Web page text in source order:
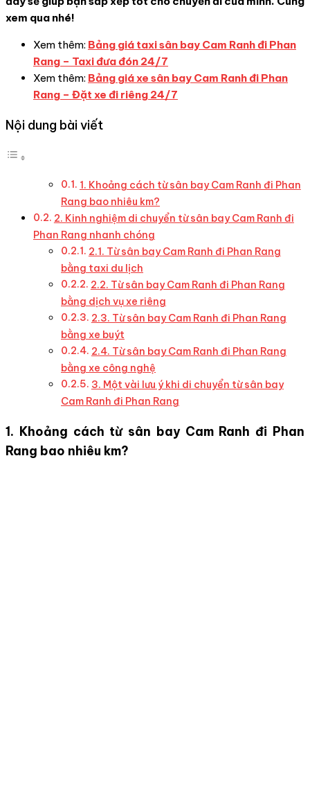
xem qua nhé!
Xem thêm: Bảng giá taxi sân bay Cam Ranh đi Phan
Rang – Taxi đưa đón 24/7
Xem thêm: Bảng giá xe sân bay Cam Ranh đi Phan
Rang – Đặt xe đi riêng 24/7
Nội dung bài viết
1. Khoảng cách từ sân bay Cam Ranh đi Phan
Rang bao nhiêu km?
2. Kinh nghiệm di chuyển từ sân bay Cam Ranh đi
Phan Rang nhanh chóng
2.1. Từ sân bay Cam Ranh đi Phan Rang
bằng taxi du lịch
2.2. Từ sân bay Cam Ranh đi Phan Rang
bằng dịch vụ xe riêng
2.3. Từ sân bay Cam Ranh đi Phan Rang
bằng xe buýt
2.4. Từ sân bay Cam Ranh đi Phan Rang
bằng xe công nghệ
3. Một vài lưu ý khi di chuyển từ sân bay
Cam Ranh đi Phan Rang
1. Khoảng cách từ sân bay Cam Ranh đi Phan
Rang bao nhiêu km?